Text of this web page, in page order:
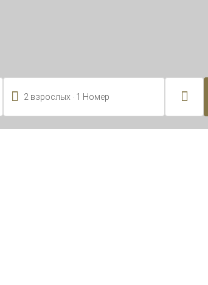
 2 взрослых 1 Номер 